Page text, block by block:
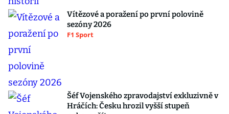
Vítězové a poražení po první polovině
sezóny 2026
F1 Sport
Šéf Vojenského zpravodajství exkluzivně v
Hráčích: Česku hrozil vyšší stupeň